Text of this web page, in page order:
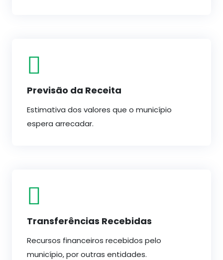
Previsão da Receita
Estimativa dos valores que o município
espera arrecadar.
Transferências Recebidas
Recursos financeiros recebidos pelo
município, por outras entidades.